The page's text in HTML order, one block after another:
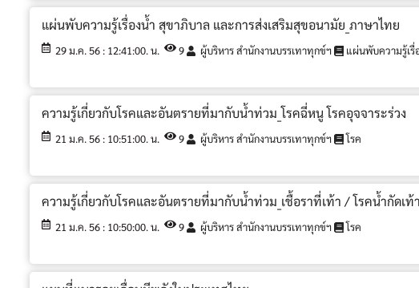
แผ่นพับความรู้เรื่องน้ำ สุขาภิบาล และการส่งเสริมสุขอนามัย_ภาษาไทย
29 ม.ค. 56 : 12:41:00. น. 9 ผู้บริหาร สำนักงานบรรเทาทุกข์ฯ แผ่นพับความรู้เรื่
ความรู้เกี่ยวกับโรคและอันตรายที่มากับน้ำท่วม_โรคฉี่หนู โรคอุจจาระร่วง
21 ม.ค. 56 : 10:51:00. น. 9 ผู้บริหาร สำนักงานบรรเทาทุกข์ฯ โรค
ความรู้เกี่ยวกับโรคและอันตรายที่มากับน้ำท่วม_เชื้อราที่เท้า / โรคน้ำกัดเท้า
21 ม.ค. 56 : 10:50:00. น. 9 ผู้บริหาร สำนักงานบรรเทาทุกข์ฯ โรค